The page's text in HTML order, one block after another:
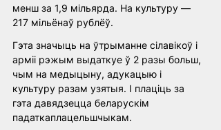
менш за 1,9 мільярда. На культуру —
217 мільёнаў рублёў.
Гэта значыць на ўтрыманне сілавікоў і
арміі рэжым выдаткуе ў 2 разы больш,
чым на медыцыну, адукацыю і
культуру разам узятыя. І плаціць за
гэта давядзецца беларускім
падаткаплацельшчыкам.